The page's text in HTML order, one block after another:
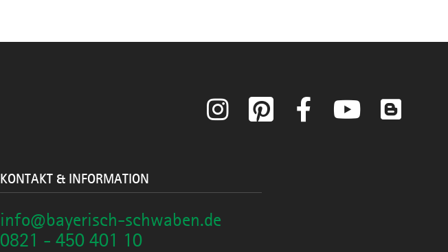
Instagram Pinterest Facebook YouTube
KONTAKT & INFORMATION
info@bayerisch-schwaben.de
0821 - 450 401 10